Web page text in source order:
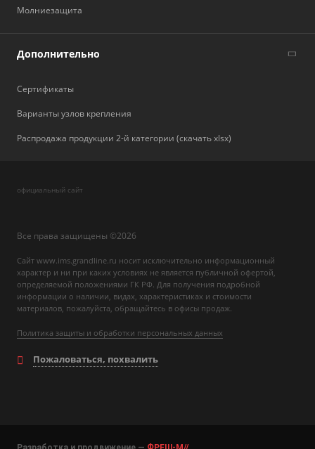
Молниезащита
Дополнительно
Сертификаты
Варианты узлов крепления
Распродажа продукции 2-й категории (скачать xlsx)
официальный сайт
Все права защищены ©2026
Сайт www.ims.grandline.ru носит исключительно информационный
характер и ни при каких условиях не является публичной офертой,
определяемой положениями ГК РФ. Для получения подробной
информации о наличии, видах, характеристиках и стоимости
материалов, пожалуйста, обращайтесь в офисы продаж.
Политика защиты и обработки персональных данных
Пожаловаться, похвалить